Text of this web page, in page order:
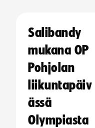
Salibandy
mukana OP
Pohjolan
liikuntapäiv
ässä
Olympiasta